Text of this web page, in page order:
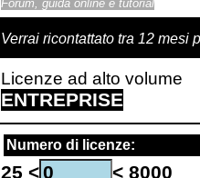
Forum, guida online e tutorial
Verrai ricontattato tra 12 mesi
Licenze ad alto volume
ENTREPRISE
Numero di licenze:
25 < < 8000